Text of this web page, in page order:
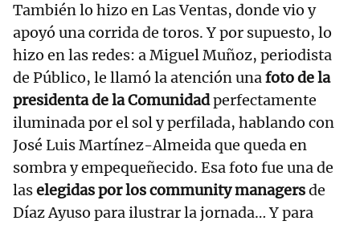
También lo hizo en Las Ventas, donde vio y
apoyó una corrida de toros. Y por supuesto, lo
hizo en las redes: a Miguel Muñoz, periodista
de Público, le llamó la atención unafoto de la
presidenta de la Comunidadperfectamente
iluminada por el sol y perfilada, hablando con
José Luis Martínez-Almeida que queda en
sombra y empequeñecido. Esa foto fue una de
laselegidas por los community managersde
Díaz Ayuso para ilustrar la jornada… Y para